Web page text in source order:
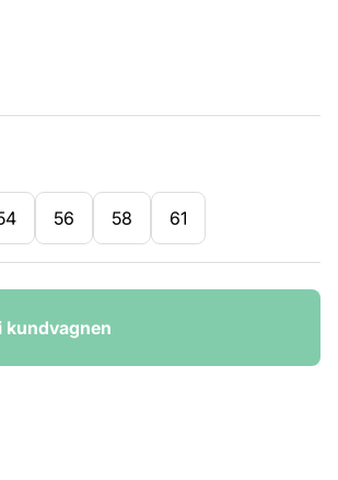
56 58 61
kundvagnen